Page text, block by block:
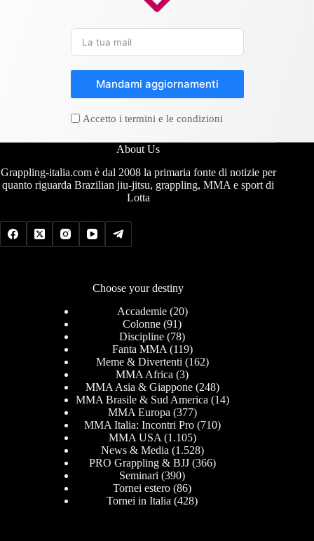
Mandami aggiornamenti
Accetto i termini e le condizioni
About Us
Grappling-italia.com è dal 2008 la primaria fonte di notizie per
quanto riguarda Brazilian jiu-jitsu, grappling, MMA e sport di
Lotta
Choose your destiny
Accademie(20)
Colonne (91)
Discipline (78)
Fanta MMA (119)
Meme & Divertenti (162)
MMA Africa (3)
MMA Asia & Giappone(248)
MMA Brasile & Sud America (14)
MMA Europa (377)
MMA Italia: Incontri Pro(710)
MMA USA (1.105)
News & Media (1.528)
PRO Grappling & BJJ(366)
Seminari (390)
Tornei estero (86)
Tornei in Italia (428)